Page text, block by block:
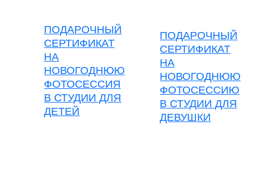
ПОДАРОЧНЫЙ
СЕРТИФИКАТ
НА
НОВОГОДНЮЮ
ФОТОСЕССИЯ
В СТУДИИ ДЛЯ
ДЕТЕЙ
ПОДАРОЧНЫЙ
СЕРТИФИКАТ
НА
НОВОГОДНЮЮ
ФОТОСЕССИЮ
В СТУДИИ ДЛЯ
ДЕВУШКИ